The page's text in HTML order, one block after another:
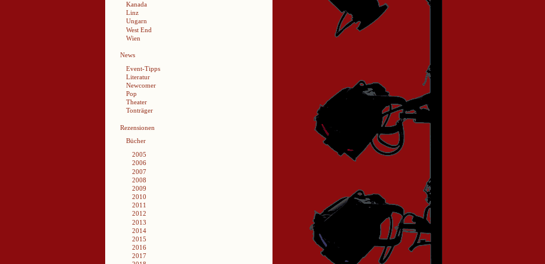
Kanada
Linz
Ungarn
West End
Wien
News
Event-Tipps
Literatur
Newcomer
Pop
Theater
Tonträger
Rezensionen
Bücher
2005
2006
2007
2008
2009
2010
2011
2012
2013
2014
2015
2016
2017